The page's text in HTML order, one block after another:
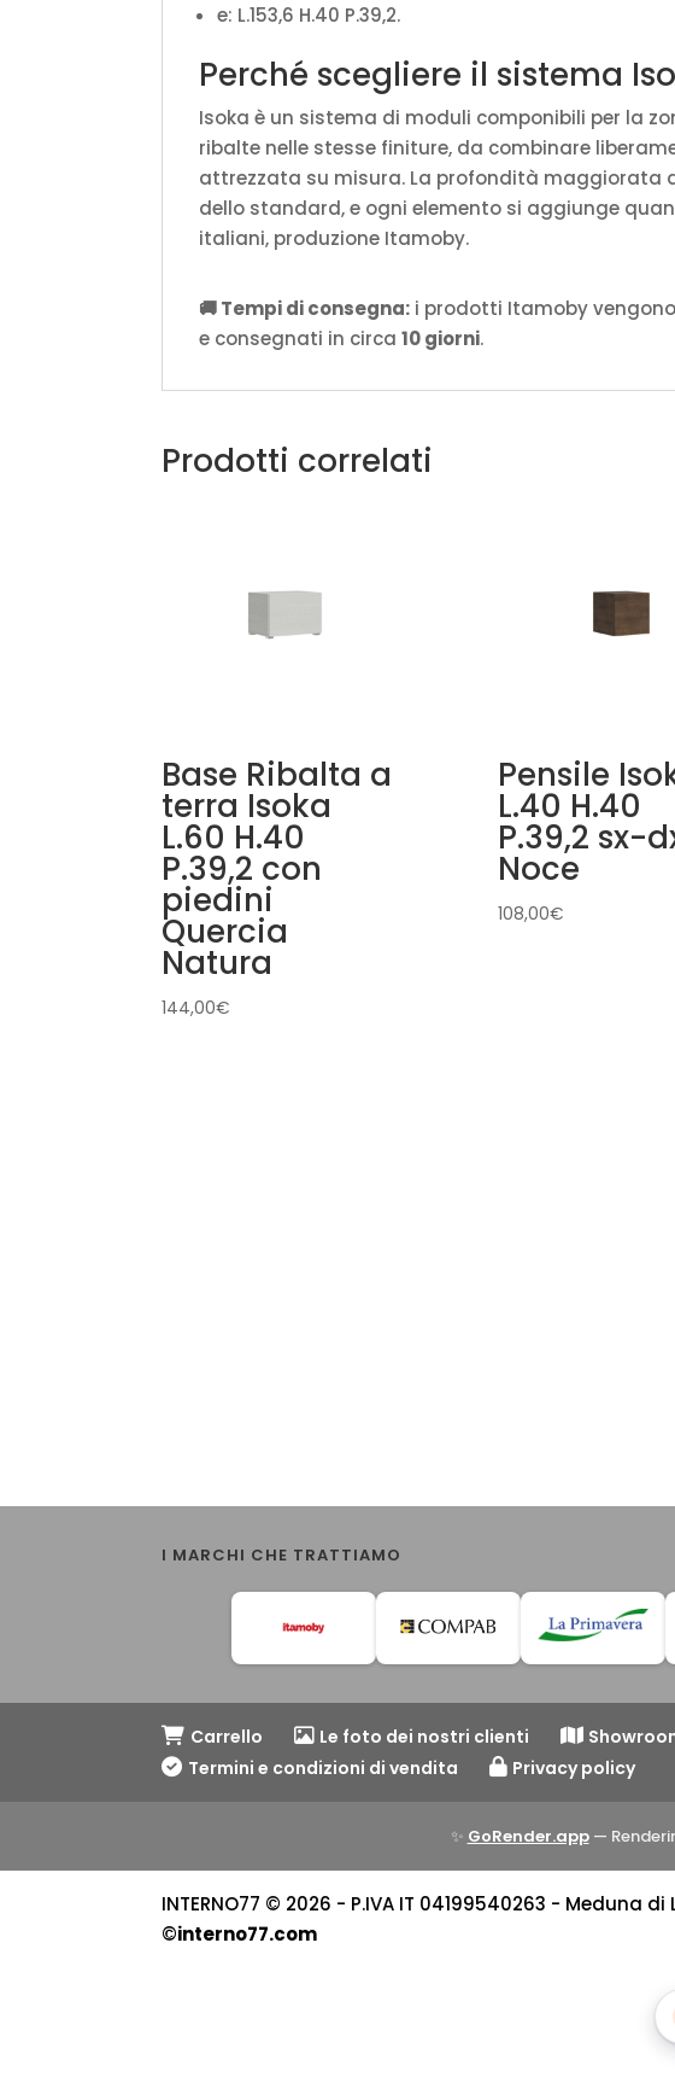
e: L.153,6 H.40 P.39,2.
Perché scegliere il sistema
Isoka è un sistema di moduli componibili per la
ribalte nelle stesse finiture, da combinare
attrezzata su misura. La profondità maggiorata
dello standard, e ogni elemento si aggiunge
italiani, produzione Itamoby.
🚚 Tempi di consegna: i prodotti Itamoby
e consegnati in circa10 giorni.
Prodotti correlati
Base Ribalta a
terra Isoka
L.60 H.40
P.39,2 con
piedini
Quercia
Natura
144,00€
Pensile
L.40 H.40
P.39,2 sx-
Noce
108,00€
I MARCHI CHE TRATTIAMO
Carrello Le foto dei nostri clienti
Termini e condizioni di vendita
Privacy policy
✨ GoRender.app—
INTERNO77 © 2026 - P.IVA IT 04199540263 -
©interno77.com